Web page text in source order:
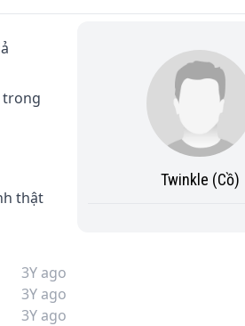
trong
thật
3Y ago
3Y ago
3Y ago
Twinkle (Cồ)